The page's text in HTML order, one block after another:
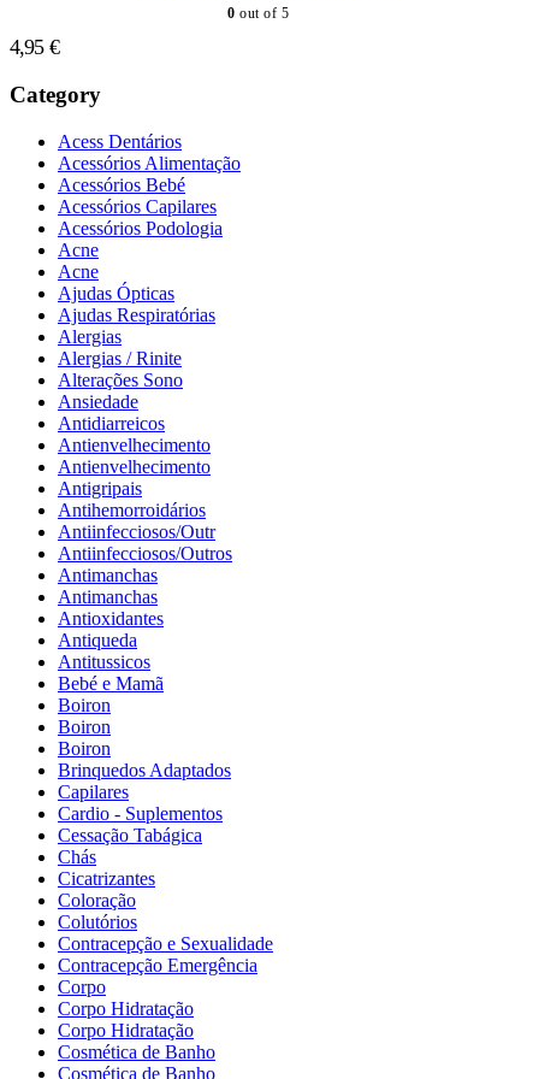
0 out of 5
4,95 €
Category
Acess Dentários
Acessórios Alimentação
Acessórios Bebé
Acessórios Capilares
Acessórios Podologia
Acne
Acne
Ajudas Ópticas
Ajudas Respiratórias
Alergias
Alergias / Rinite
Alterações Sono
Ansiedade
Antidiarreicos
Antienvelhecimento
Antienvelhecimento
Antigripais
Antihemorroidários
Antiinfecciosos/Outr
Antiinfecciosos/Outros
Antimanchas
Antimanchas
Antioxidantes
Antiqueda
Antitussicos
Bebé e Mamã
Boiron
Boiron
Boiron
Brinquedos Adaptados
Capilares
Cardio - Suplementos
Cessação Tabágica
Chás
Cicatrizantes
Coloração
Colutórios
Contracepção e Sexualidade
Contracepção Emergência
Corpo
Corpo Hidratação
Corpo Hidratação
Cosmética de Banho
Cosmética de Banho